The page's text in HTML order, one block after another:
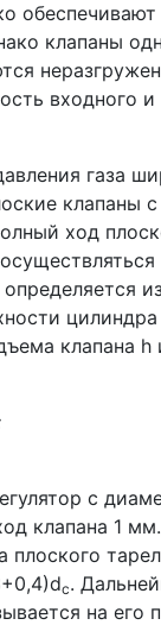
клапаны
входного
газа
клапаны
ход
клапана
с
клапана 1
плоского
c.
на его